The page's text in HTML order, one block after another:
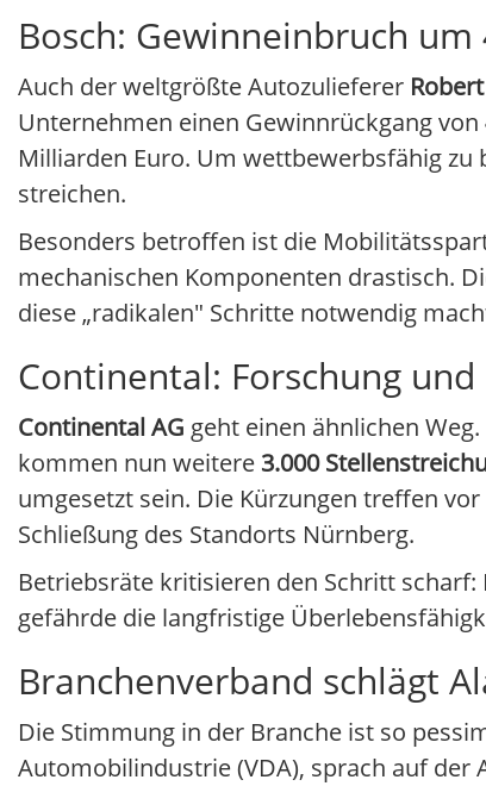
Bosch: Gewinneinbruch um
Auch der weltgrößte Autozulieferer
Unternehmen einen Gewinnrückgang von
Milliarden Euro. Um wettbewerbsfähig zu
streichen.
Besonders betroffen ist die
mechanischen Komponenten drastisch.
diese „radikalen" Schritte notwendig
Continental: Forschung
Continental AG geht einen ähnlichen
kommen nun weitere 3.000
umgesetzt sein. Die Kürzungen treffen
Schließung des Standorts Nürnberg.
Betriebsräte kritisieren den Schritt
gefährde die langfristige
Branchenverband schlägt
Die Stimmung in der Branche ist so
Automobilindustrie (VDA), sprach auf der